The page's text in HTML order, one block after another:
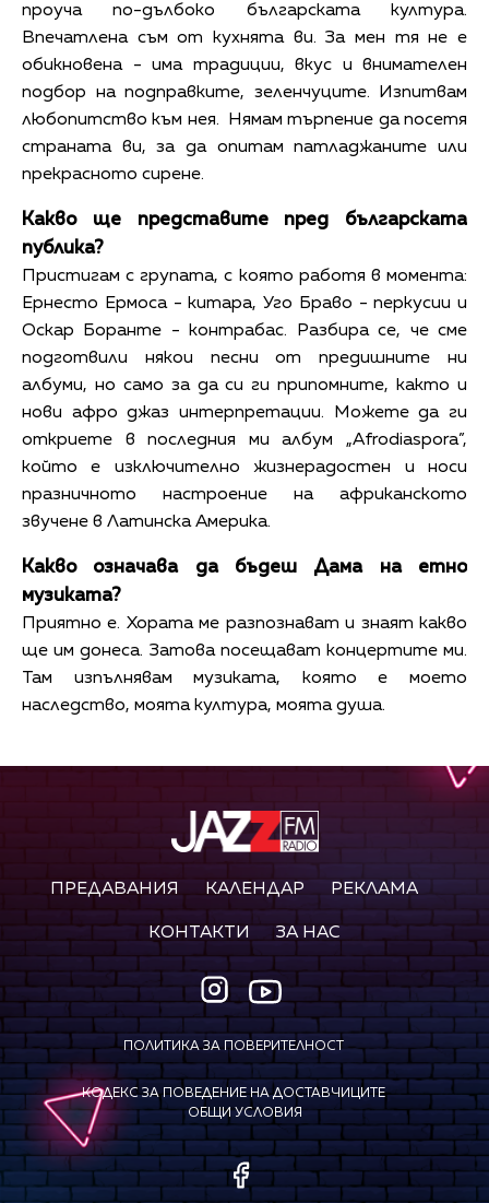
проуча по-дълбоко българската култура.
Впечатлена съм от кухнята ви. За мен тя не е
обикновена - има традиции, вкус и внимателен
подбор на подправките, зеленчуците. Изпитвам
любопитство към нея. Нямам търпение да посетя
страната ви, за да опитам патладжаните или
прекрасното сирене.
Какво ще представите пред българската
публика?
Пристигам с групата, с която работя в момента:
Ернесто Ермоса - китара, Уго Браво - перкусии и
Оскар Боранте - контрабас. Разбира се, че сме
подготвили някои песни от предишните ни
албуми, но само за да си ги припомните, както и
нови афро джаз интерпретации. Можете да ги
откриете в последния ми албум „Afrodiaspora”,
който е изключително жизнерадостен и носи
празничното настроение на африканското
звучене в Латинска Америка.
Какво означава да бъдеш Дама на етно
музиката?
Приятно е. Хората ме разпознават и знаят какво
ще им донеса. Затова посещават концертите ми.
Там изпълнявам музиката, която е моето
наследство, моята култура, моята душа.
ПРЕДАВАНИЯ КАЛЕНДАР РЕКЛАМА
КОНТАКТИ ЗА НАС
ПОЛИТИКА ЗА ПОВЕРИТЕЛНОСТ
КОДЕКС ЗА ПОВЕДЕНИЕ НА ДОСТАВЧИЦИТЕ
ОБЩИ УСЛОВИЯ